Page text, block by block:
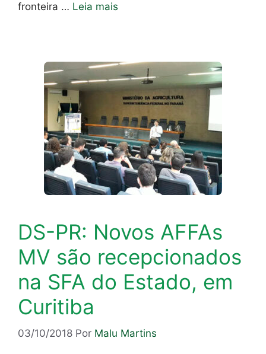
fronteira … Leia mais
DS-PR: Novos AFFAs
MV são recepcionados
na SFA do Estado, em
Curitiba
03/10/2018 Por Malu Martins